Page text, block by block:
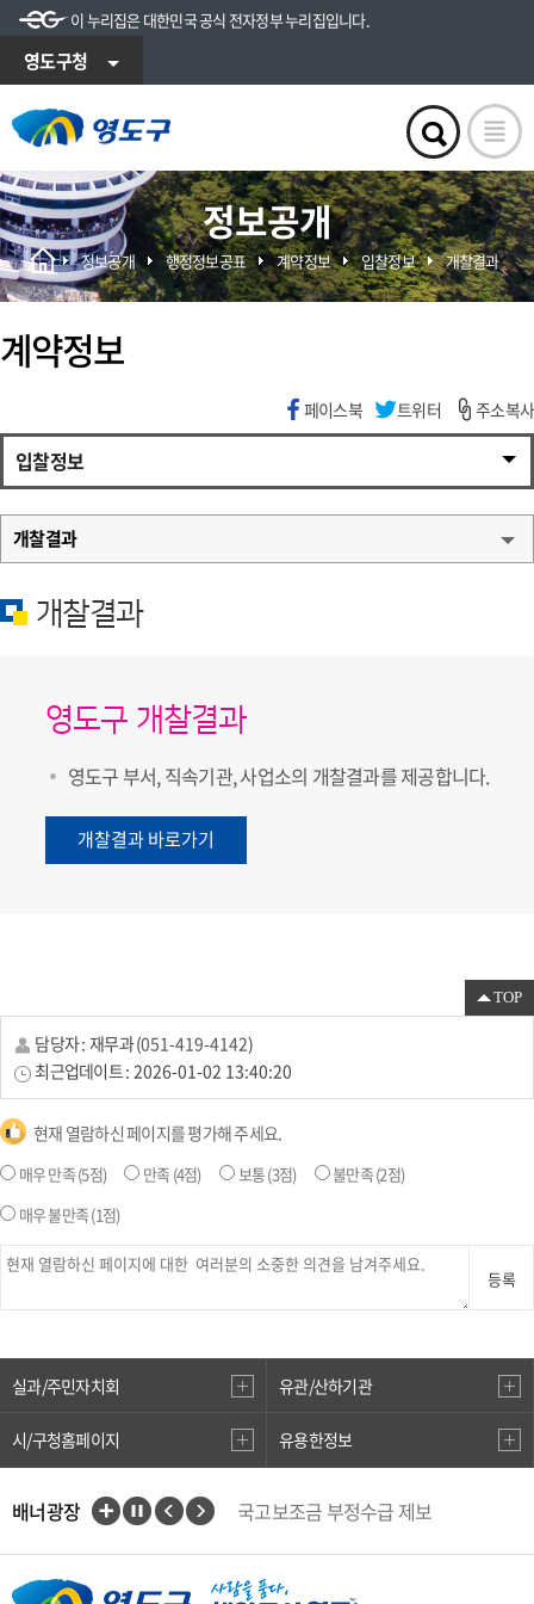
이 누리집은 대한민국 공식 전자정부 누리집입니다.
영도구청
정보공개
정보공개 행정정보공표 계약정보 입찰정보 개찰결과
계약정보
페이스북 트위터 주소복사
입찰정보
개찰결과
개찰결과
영도구 개찰결과
영도구 부서, 직속기관, 사업소의 개찰결과를 제공합니다.
개찰결과 바로가기
TOP
담당자 : 재무과(051-419-4142)
최근업데이트 : 2026-01-02 13:40:20
현재 열람하신 페이지를 평가해 주세요.
매우 만족(5점) 만족 (4점) 보통(3점) 불만족(2점)
매우 불만족(1점)
등록
실과/주민자치회 유관/산하기관
시/구청홈페이지 유용한정보
배너광장
국고보조금 부정수급 제보
지적측량바로처리센터